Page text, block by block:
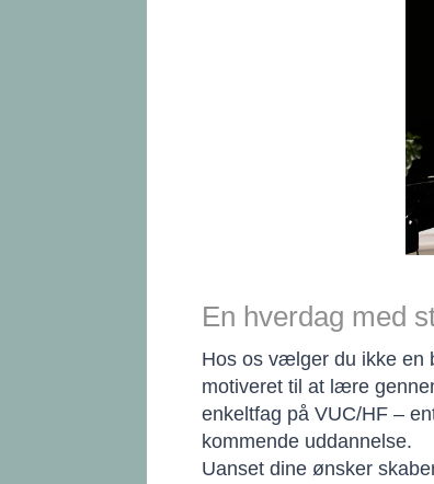
En hverdag med
Hos os vælger du ikke en
motiveret til at lære
enkeltfag på VUC/HF –
kommende uddannelse.
Uanset dine ønsker